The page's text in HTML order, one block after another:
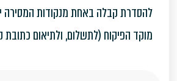
להסדרת קבלה באחת מנקודות המסירה
מוקד הפיקוח (לתשלום, ולתיאום כתובת